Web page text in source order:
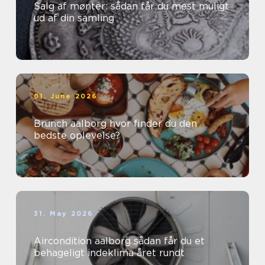
Salg af mønter: sådan får du mest muligt
ud af din samling
01. June 2026
Brunch aalborg hvor finder du den
bedste oplevelse?
31. May 2026
Aircondition aalborg sådan får du et
behageligt indeklima året rundt